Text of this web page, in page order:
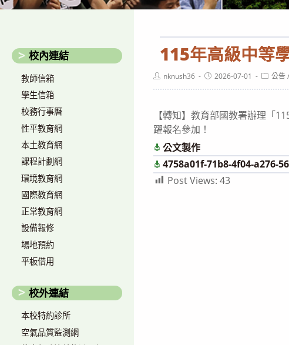
115年高級中等
Postnknush36
Post2026-07-01
Post公告 /
【轉知】教育部國教署辦理「
躍報名參加！
公文製作
4758a01f-71b8-4f04-a276-
Post Views: 43
校內連結
教師信箱
學生信箱
校務行事曆
性平教育網
本土教育網
課程計劃網
環境教育網
國際教育網
正常教育網
設備報修
場地預約
平板借用
校外連結
本校特約診所
空氣品質監測網